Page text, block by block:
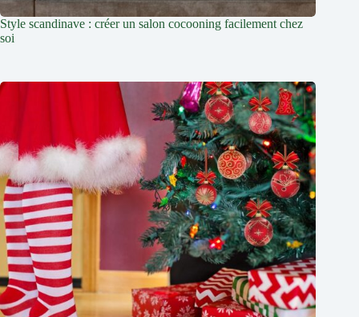
Style scandinave : créer un salon cocooning facilement chez
soi